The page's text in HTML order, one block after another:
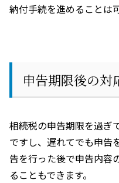
納付手続を進めることは
申告期限後の対
相続税の申告期限を過ぎ
ですし、遅れてでも申告
告を行った後で申告内容
ることもできます。